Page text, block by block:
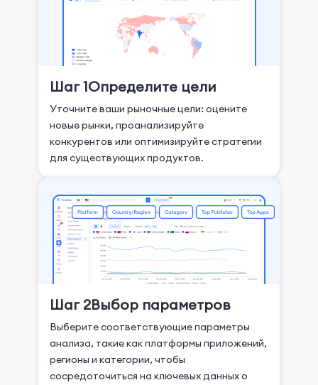
Шаг 1Определите цели
Уточните ваши рыночные цели: оцените
новые рынки, проанализируйте
конкурентов или оптимизируйте стратегии
для существующих продуктов.
Шаг 2Выбор параметров
Выберите соответствующие параметры
анализа, такие как платформы приложений,
регионы и категории, чтобы
сосредоточиться на ключевых данных о